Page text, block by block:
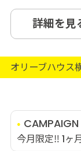
詳細を見
オリーブハウス
CAMPAIGN
今月限定‼️ 1ヶ